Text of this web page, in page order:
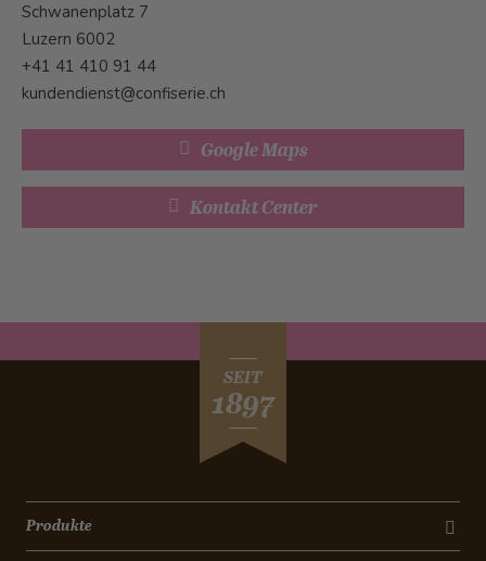
Schwanenplatz 7
Luzern 6002
+41 41 410 91 44
kundendienst@confiserie.ch
Google Maps
Kontakt Center
SEIT
1897
Produkte